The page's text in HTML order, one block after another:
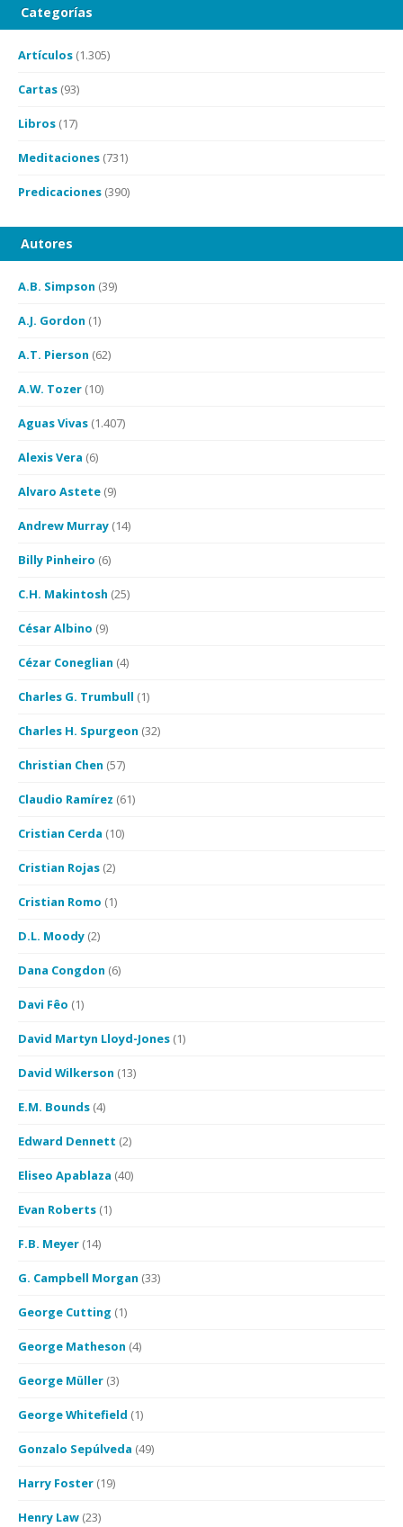
Categorías
Artículos (1.305)
Cartas (93)
Libros (17)
Meditaciones (731)
Predicaciones (390)
Autores
A.B. Simpson (39)
A.J. Gordon (1)
A.T. Pierson (62)
A.W. Tozer (10)
Aguas Vivas (1.407)
Alexis Vera (6)
Alvaro Astete (9)
Andrew Murray (14)
Billy Pinheiro (6)
C.H. Makintosh (25)
César Albino (9)
Cézar Coneglian (4)
Charles G. Trumbull (1)
Charles H. Spurgeon (32)
Christian Chen (57)
Claudio Ramírez (61)
Cristian Cerda (10)
Cristian Rojas (2)
Cristian Romo (1)
D.L. Moody (2)
Dana Congdon (6)
Davi Fêo (1)
David Martyn Lloyd-Jones (1)
David Wilkerson (13)
E.M. Bounds (4)
Edward Dennett (2)
Eliseo Apablaza (40)
Evan Roberts (1)
F.B. Meyer (14)
G. Campbell Morgan (33)
George Cutting (1)
George Matheson (4)
George Müller (3)
George Whitefield (1)
Gonzalo Sepúlveda (49)
Harry Foster (19)
Henry Law (23)